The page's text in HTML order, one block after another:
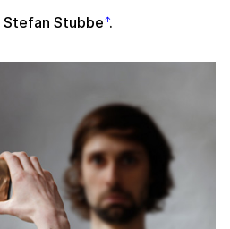
Stefan Stubbe .